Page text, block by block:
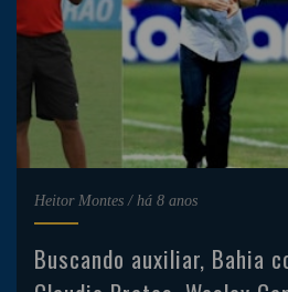
Heitor Montes / há 8 anos
Buscando auxiliar, Bahia